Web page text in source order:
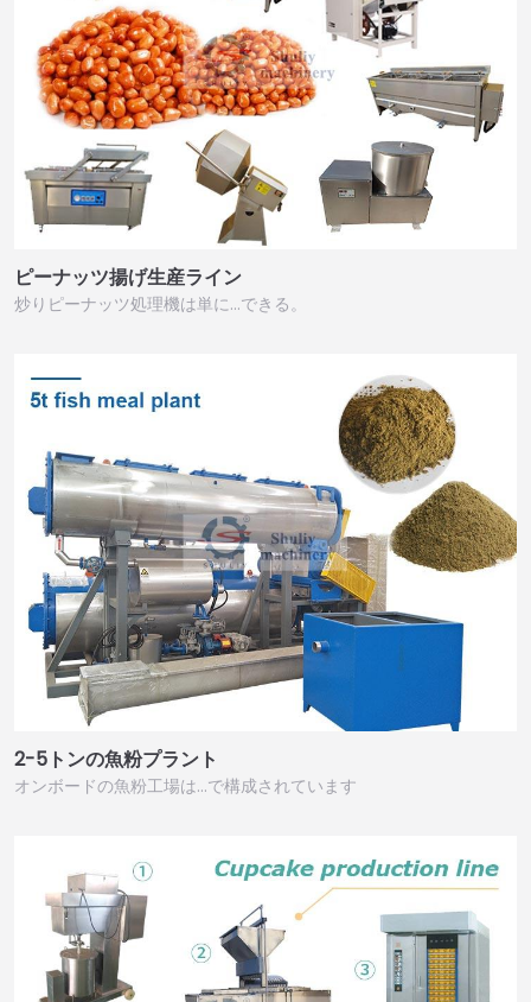
ピーナッツ揚げ生産ライン
炒りピーナッツ処理機は単に…できる。
2-5トンの魚粉プラント
オンボードの魚粉工場は…で構成されています